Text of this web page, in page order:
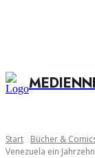
Start Bücher &
Venezuela ein